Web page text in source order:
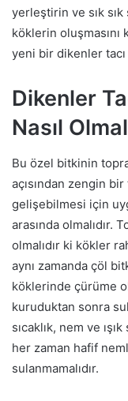
yerleştirin ve sık sık
köklerin oluşmasını
yeni bir dikenler
Dikenler
Nasıl
Bu özel bitkinin
açısından zengin
gelişebilmesi için
arasında olmalıdır.
olmalıdır ki kökler
aynı zamanda çöl
köklerinde çürüme
kuruduktan sonra
sıcaklık, nem ve
her zaman hafif
sulanmamalıdır.